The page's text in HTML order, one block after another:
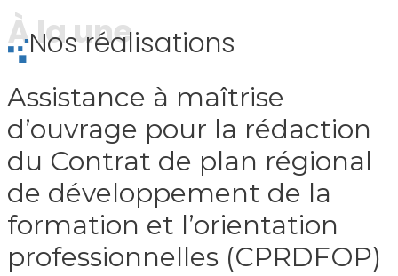
À la une
Nos réalisations
Assistance à maîtrise
d’ouvrage pour la rédaction
du Contrat de plan régional
de développement de la
formation et l’orientation
professionnelles (CPRDFOP)